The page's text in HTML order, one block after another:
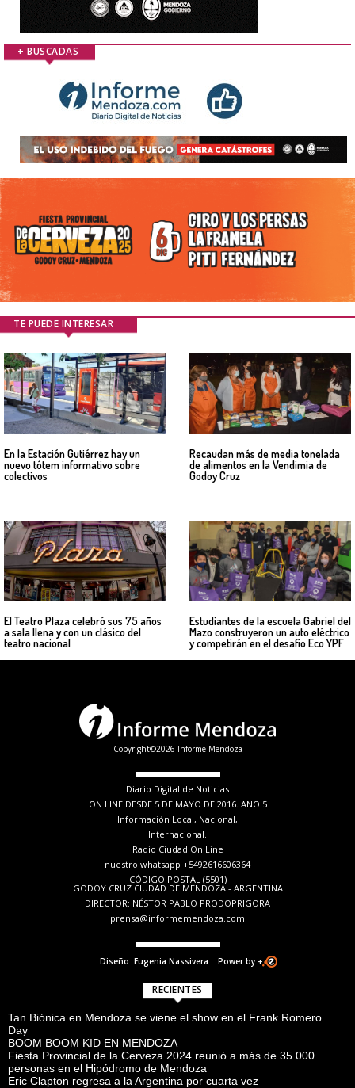
+ BUSCADAS
TE PUEDE INTERESAR
En la Estación Gutiérrez hay un
nuevo tótem informativo sobre
colectivos
Recaudan más de media tonelada
de alimentos en la Vendimia de
Godoy Cruz
El Teatro Plaza celebró sus 75 años
a sala llena y con un clásico del
teatro nacional
Estudiantes de la escuela Gabriel del
Mazo construyeron un auto eléctrico
y competirán en el desafío Eco YPF
Copyright©2026 Informe Mendoza
Diario Digital de Noticias
ON LINE DESDE 5 DE MAYO DE 2016. AÑO 5
Información Local, Nacional,
Internacional.
Radio Ciudad On Line
nuestro whatsapp +5492616606364
CÓDIGO POSTAL (5501)
GODOY CRUZ CIUDAD DE MENDOZA - ARGENTINA
DIRECTOR: NÉSTOR PABLO PRODOPRIGORA
prensa@informemendoza.com
Diseño: Eugenia Nassivera :: Power by +
RECIENTES
Tan Biónica en Mendoza se viene el show en el Frank Romero
Day
BOOM BOOM KID EN MENDOZA
Fiesta Provincial de la Cerveza 2024 reunió a más de 35.000
personas en el Hipódromo de Mendoza
Eric Clapton regresa a la Argentina por cuarta vez